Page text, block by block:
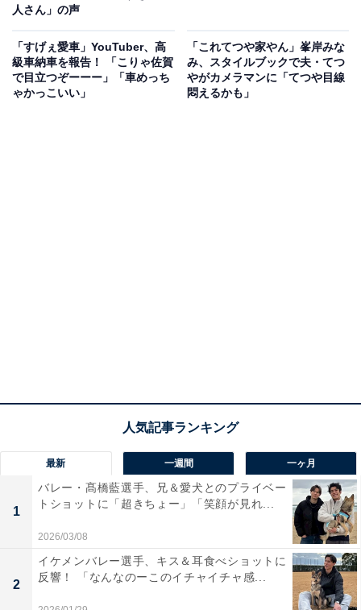
人さん」の声
「すげぇ愛車」YouTuber、高
級車納車を報告！ 「こりゃ佐賀
で目立つぞーーー」「車めっち
ゃかっこいい」
「これてつや家やん」峯岸みな
み、スタイルブックで夫・てつ
やがカメラマンに「てつや目線
悶えるかも」
最新 一週間 一ヶ月
1
バレー・髙橋藍選手、兄＆愛犬とのプライベー
トショットに「超きちょー」「笑顔が見れ...
2026/03/08
2
イケメンバレー選手、キス＆耳食べショットに
反響！ 「なんなのーこのイチャイチャ感...